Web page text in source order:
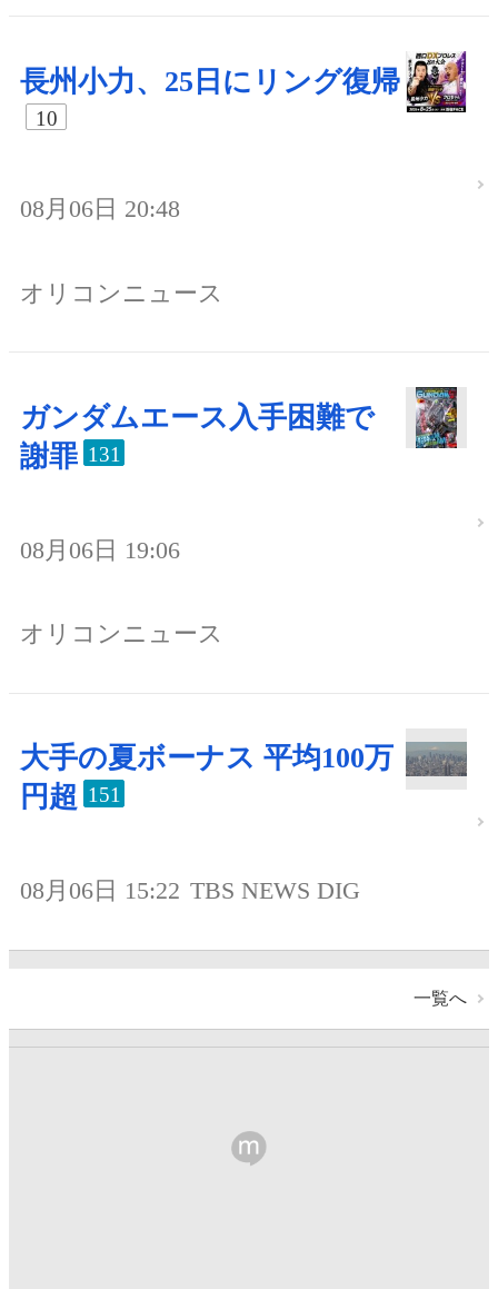
長州小力、25日にリング復帰
10
08月06日 20:48
オリコンニュース
ガンダムエース入手困難で
謝罪 131
08月06日 19:06
オリコンニュース
大手の夏ボーナス 平均100万
円超 151
08月06日 15:22 TBS NEWS DIG
一覧へ